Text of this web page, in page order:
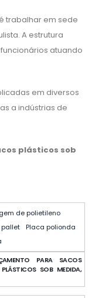
trabalhar em sede
A estrutura
atuando
em diversos
a indústrias de
plásticos sob
de polietileno
Placa polionda
PARA SACOS
SOB MEDIDA,